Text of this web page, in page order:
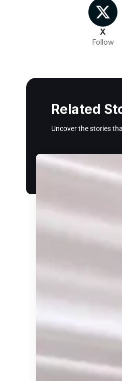
X
Follow
Related
Uncover the stories